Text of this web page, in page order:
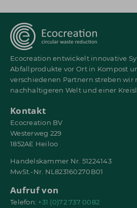
Ecocreation entwickelt innovative
Abfallprodukte vor Ort in Kompost
verschiedenen Partnern streben wir
nachhaltigeren Welt und einer
Kontakt
Ecocreation BV
Westerweg 229
1852AE Heiloo
Handelskammer Nr. 51224143
MwSt.-Nr. NL823160270B01
Aufruf von
Telefon: +31 (0)72 737 0082